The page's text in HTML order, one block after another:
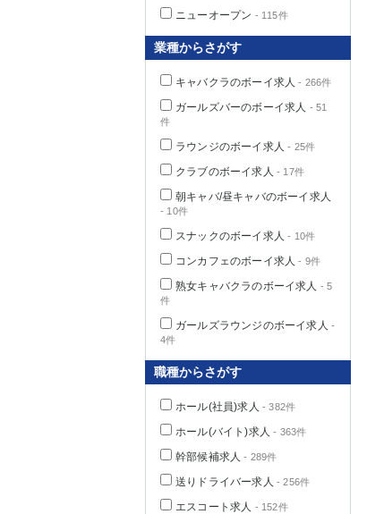
ニューオープン - 115件
業種からさがす
キャバクラのボーイ求人 - 266件
ガールズバーのボーイ求人 - 51
件
ラウンジのボーイ求人 - 25件
クラブのボーイ求人 - 17件
朝キャバ/昼キャバのボーイ求人
- 10件
スナックのボーイ求人 - 10件
コンカフェのボーイ求人 - 9件
熟女キャバクラのボーイ求人 - 5
件
ガールズラウンジのボーイ求人 -
4件
職種からさがす
ホール(社員)求人 - 382件
ホール(バイト)求人 - 363件
幹部候補求人 - 289件
送りドライバー求人 - 256件
エスコート求人 - 152件
千葉県
栃木県
群馬県